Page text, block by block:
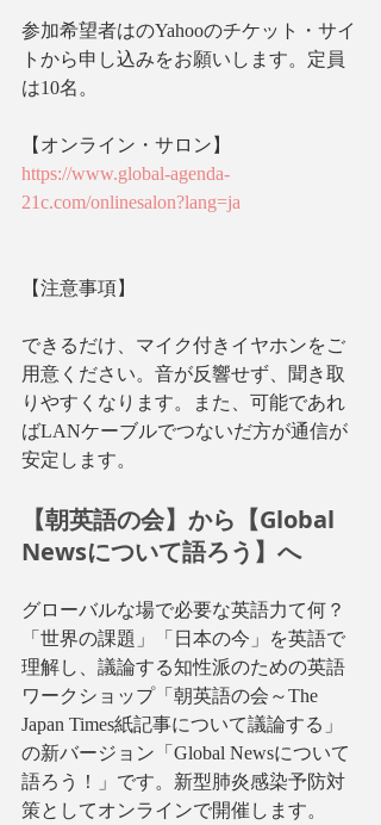
参加希望者はのYahooのチケット・サイ
トから申し込みをお願いします。定員
は10名。
【オンライン・サロン】
https://www.global-agenda-
21c.com/onlinesalon?lang=ja
【注意事項】
できるだけ、マイク付きイヤホンをご
用意ください。音が反響せず、聞き取
りやすくなります。また、可能であれ
ばLANケーブルでつないだ方が通信が
安定します。
【朝英語の会】から【Global
Newsについて語ろう】へ
グローバルな場で必要な英語力て何？
「世界の課題」「日本の今」を英語で
理解し、議論する知性派のための英語
ワークショップ「朝英語の会～The
Japan Times紙記事について議論する」
の新バージョン「Global Newsについて
語ろう！」です。新型肺炎感染予防対
策としてオンラインで開催します。